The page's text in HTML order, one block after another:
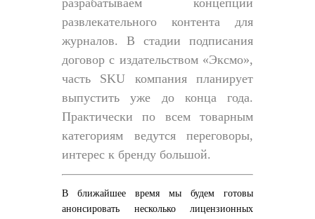
разрабатываем концепции
развлекательного контента для
журналов. В стадии подписания
договор с издательством «Эксмо»,
часть SKU компания планирует
выпустить уже до конца года.
Практически по всем товарным
категориям ведутся переговоры,
интерес к бренду большой.
В ближайшее время мы будем готовы
анонсировать несколько лицензионных